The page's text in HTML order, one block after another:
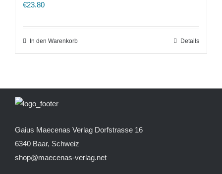
€23.80
In den Warenkorb Details
Gaius Maecenas Verlag Dorfstrasse 16
6340 Baar, Schweiz
shop@maecenas-verlag.net